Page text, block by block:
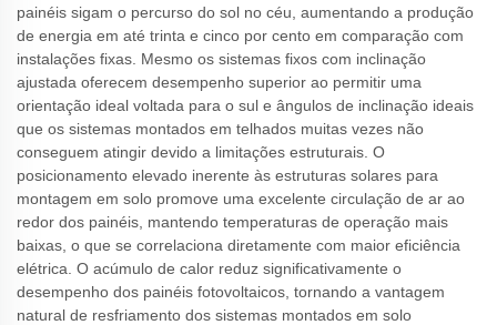
painéis sigam o percurso do sol no céu, aumentando a produção
de energia em até trinta e cinco por cento em comparação com
instalações fixas. Mesmo os sistemas fixos com inclinação
ajustada oferecem desempenho superior ao permitir uma
orientação ideal voltada para o sul e ângulos de inclinação ideais
que os sistemas montados em telhados muitas vezes não
conseguem atingir devido a limitações estruturais. O
posicionamento elevado inerente às estruturas solares para
montagem em solo promove uma excelente circulação de ar ao
redor dos painéis, mantendo temperaturas de operação mais
baixas, o que se correlaciona diretamente com maior eficiência
elétrica. O acúmulo de calor reduz significativamente o
desempenho dos painéis fotovoltaicos, tornando a vantagem
natural de resfriamento dos sistemas montados em solo